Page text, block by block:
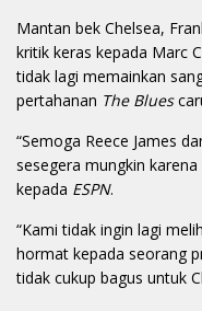
Mantan bek Chelsea,
kritik keras kepada Marc
tidak lagi memainkan
pertahanan The Blues
“Semoga Reece James
sesegera mungkin
kepada ESPN.
“Kami tidak ingin lagi
hormat kepada seorang
tidak cukup bagus untuk